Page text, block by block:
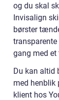
og du skal
Invisalign
børster
gang med
Du kan altid
med henblik
klient hos